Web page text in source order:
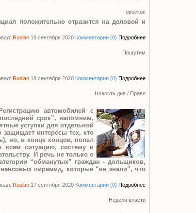
Гороскоп
положительно отразится на деловой и
Ruslan 18 сентября 2020 Комментарии (0) Подробнее
Пошутим
Ruslan 18 сентября 2020 Комментарии (0) Подробнее
Новость дня / Право
автомобилей с
срок”, напомним,
уступки для отдельной
защищает интересы тех, кто
но, в конце концов, попал
всем ситуацию, систему и
И речь не только о
“обманутых” граждан - дольщиков,
пирамид, которые “не знали”, что
Ruslan 17 сентября 2020 Комментарии (0) Подробнее
Неделя власти